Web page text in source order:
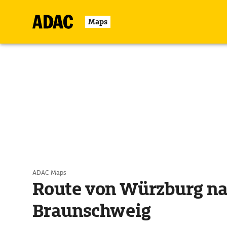
Maps
ADAC Maps
Route von Würzburg
Braunschweig